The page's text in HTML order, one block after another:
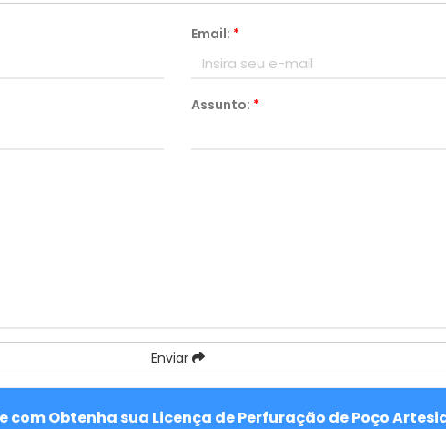
Email: *
Assunto: *
Enviar
com Obtenha sua Licença de Perfuração de Poço